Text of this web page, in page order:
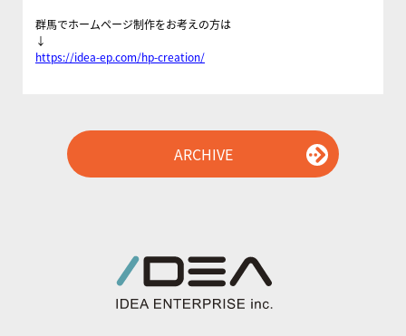
群馬でホームページ制作をお考えの方は
↓
https://idea-ep.com/hp-creation/
ARCHIVE